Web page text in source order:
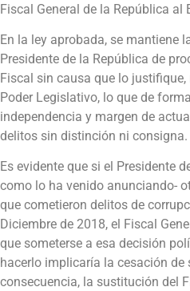
Fiscal General de la República al
En la ley aprobada, se mantiene
Presidente de la República de
Fiscal sin causa que lo
Poder Legislativo, lo que de
independencia y margen de
delitos sin distinción ni consigna.
Es evidente que si el Presidente
como lo ha venido anunciando-
que cometieron delitos de
Diciembre de 2018, el Fiscal
que someterse a esa decisión
hacerlo implicaría la cesación de
consecuencia, la sustitución del